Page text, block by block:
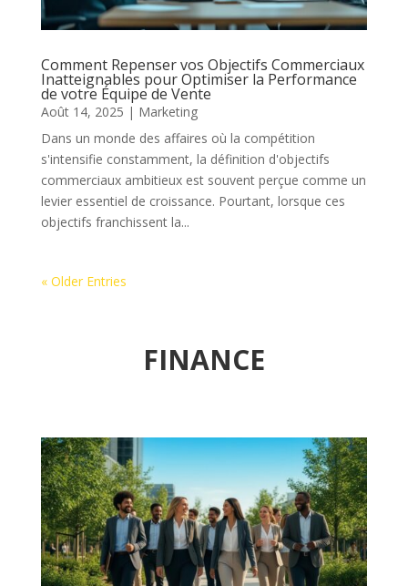
Comment Repenser vos Objectifs Commerciaux
Inatteignables pour Optimiser la Performance
de votre Équipe de Vente
Août 14, 2025 | Marketing
Dans un monde des affaires où la compétition
s'intensifie constamment, la définition d'objectifs
commerciaux ambitieux est souvent perçue comme un
levier essentiel de croissance. Pourtant, lorsque ces
objectifs franchissent la...
« Older Entries
FINANCE